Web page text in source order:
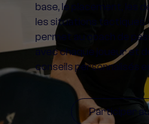
base, le placement, les
les situations
permet au coach de
avec chaque joueur et
conseils personnalisés
Participer